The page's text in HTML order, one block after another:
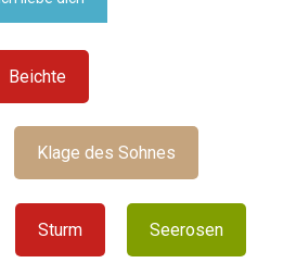
Beichte
Klage des Sohnes
Sturm Seerosen